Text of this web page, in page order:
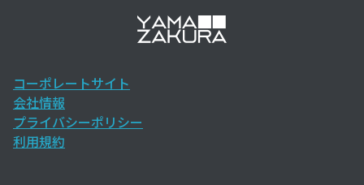
コーポレートサイト
会社情報
プライバシーポリシー
利用規約